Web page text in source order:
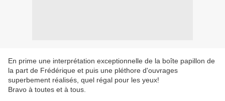
En prime une interprétation exceptionnelle de la boîte papillon de
la part de Frédérique et puis une pléthore d'ouvrages
superbement réalisés, quel régal pour les yeux!
Bravo à toutes et à tous.